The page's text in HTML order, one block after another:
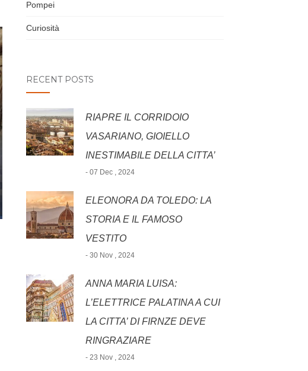
Pompei
Curiosità
RECENT POSTS
RIAPRE IL CORRIDOIO
VASARIANO, GIOIELLO
INESTIMABILE DELLA CITTA’
- 07 Dec , 2024
ELEONORA DA TOLEDO: LA
STORIA E IL FAMOSO
VESTITO
- 30 Nov , 2024
ANNA MARIA LUISA:
L’ELETTRICE PALATINA A CUI
LA CITTA’ DI FIRNZE DEVE
RINGRAZIARE
- 23 Nov , 2024